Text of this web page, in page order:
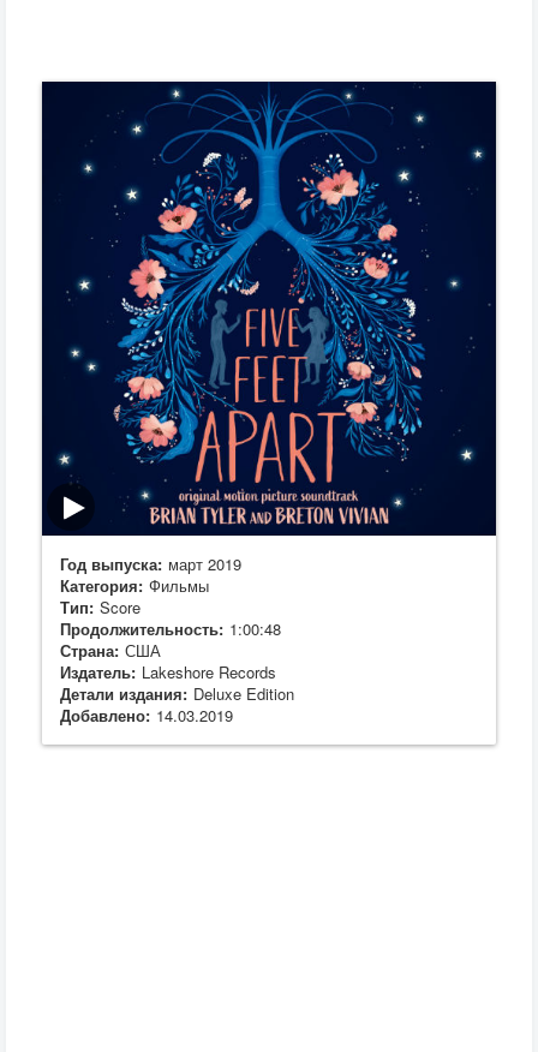
Год выпуска: март 2019
Категория: Фильмы
Тип: Score
Продолжительность: 1:00:48
Страна: США
Издатель: Lakeshore Records
Детали издания: Deluxe Edition
Добавлено: 14.03.2019